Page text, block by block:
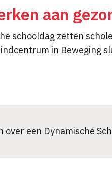
aan
schooldag zetten
in Beweging
over een Dynamische